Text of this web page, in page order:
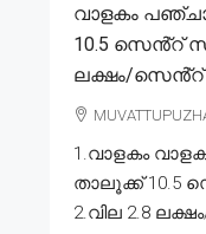
വാളകം
10.5 സെൻ്റ്
ലക്ഷം/സെൻ്റ്
1.വാളകം
താലൂക്ക് 10.5
2.വില 2.8